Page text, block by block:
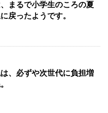
まるで小学生のころの夏
戻ったようです。
、必ずや次世代に負担増